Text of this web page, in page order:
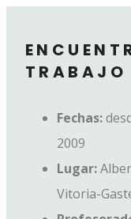
TRABAJO
Fechas:
2009
Lugar:
Vitoria-